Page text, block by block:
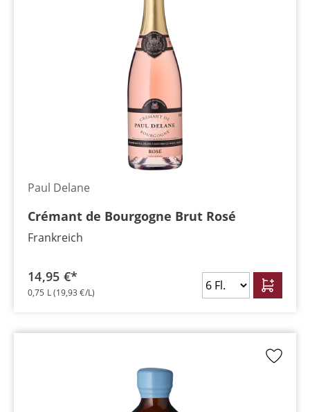
Paul Delane
Crémant de Bourgogne Brut Rosé
Frankreich
14,95 €*
0,75 L(19,93 €/L)